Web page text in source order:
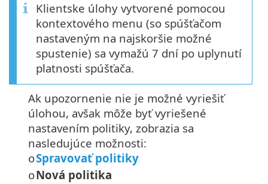
Klientske úlohy vytvorené pomocou
kontextového menu (so spúšťačom
nastaveným na najskoršie možné
spustenie) sa vymažú 7 dní po uplynutí
platnosti spúšťača.
Ak upozornenie nie je možné vyriešiť
úlohou, avšak môže byť vyriešené
nastavením politiky, zobrazia sa
nasledujúce možnosti:
oSpravovať politiky
oNová politika